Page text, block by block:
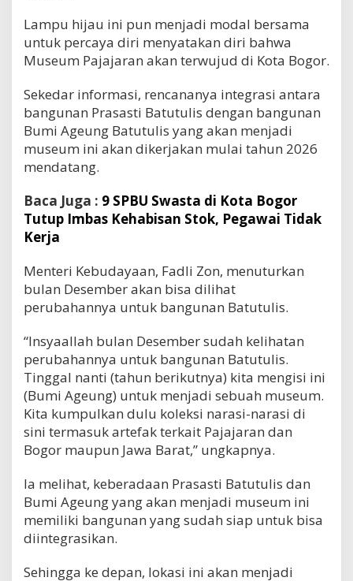
Lampu hijau ini pun menjadi modal bersama
untuk percaya diri menyatakan diri bahwa
Museum Pajajaran akan terwujud di Kota Bogor.
Sekedar informasi, rencananya integrasi antara
bangunan Prasasti Batutulis dengan bangunan
Bumi Ageung Batutulis yang akan menjadi
museum ini akan dikerjakan mulai tahun 2026
mendatang.
Baca Juga : 9 SPBU Swasta di Kota Bogor
Tutup Imbas Kehabisan Stok, Pegawai Tidak
Kerja
Menteri Kebudayaan, Fadli Zon, menuturkan
bulan Desember akan bisa dilihat
perubahannya untuk bangunan Batutulis.
“Insyaallah bulan Desember sudah kelihatan
perubahannya untuk bangunan Batutulis.
Tinggal nanti (tahun berikutnya) kita mengisi ini
(Bumi Ageung) untuk menjadi sebuah museum.
Kita kumpulkan dulu koleksi narasi-narasi di
sini termasuk artefak terkait Pajajaran dan
Bogor maupun Jawa Barat,” ungkapnya.
Ia melihat, keberadaan Prasasti Batutulis dan
Bumi Ageung yang akan menjadi museum ini
memiliki bangunan yang sudah siap untuk bisa
diintegrasikan.
Sehingga ke depan, lokasi ini akan menjadi